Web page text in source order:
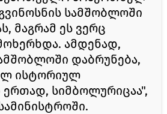
სამშობლოში
მაგრამ ეს ვერც
ამდენად,
დაბრუნება,
ისტორიულ
სიმბოლურიცაა",